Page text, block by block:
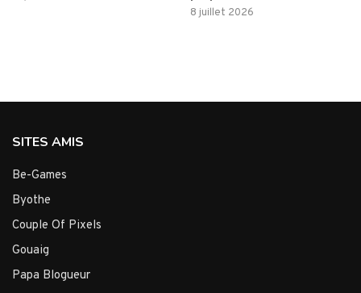
8 juillet 2026
SITES AMIS
Be-Games
Byothe
Couple Of Pixels
Gouaig
Papa Blogueur